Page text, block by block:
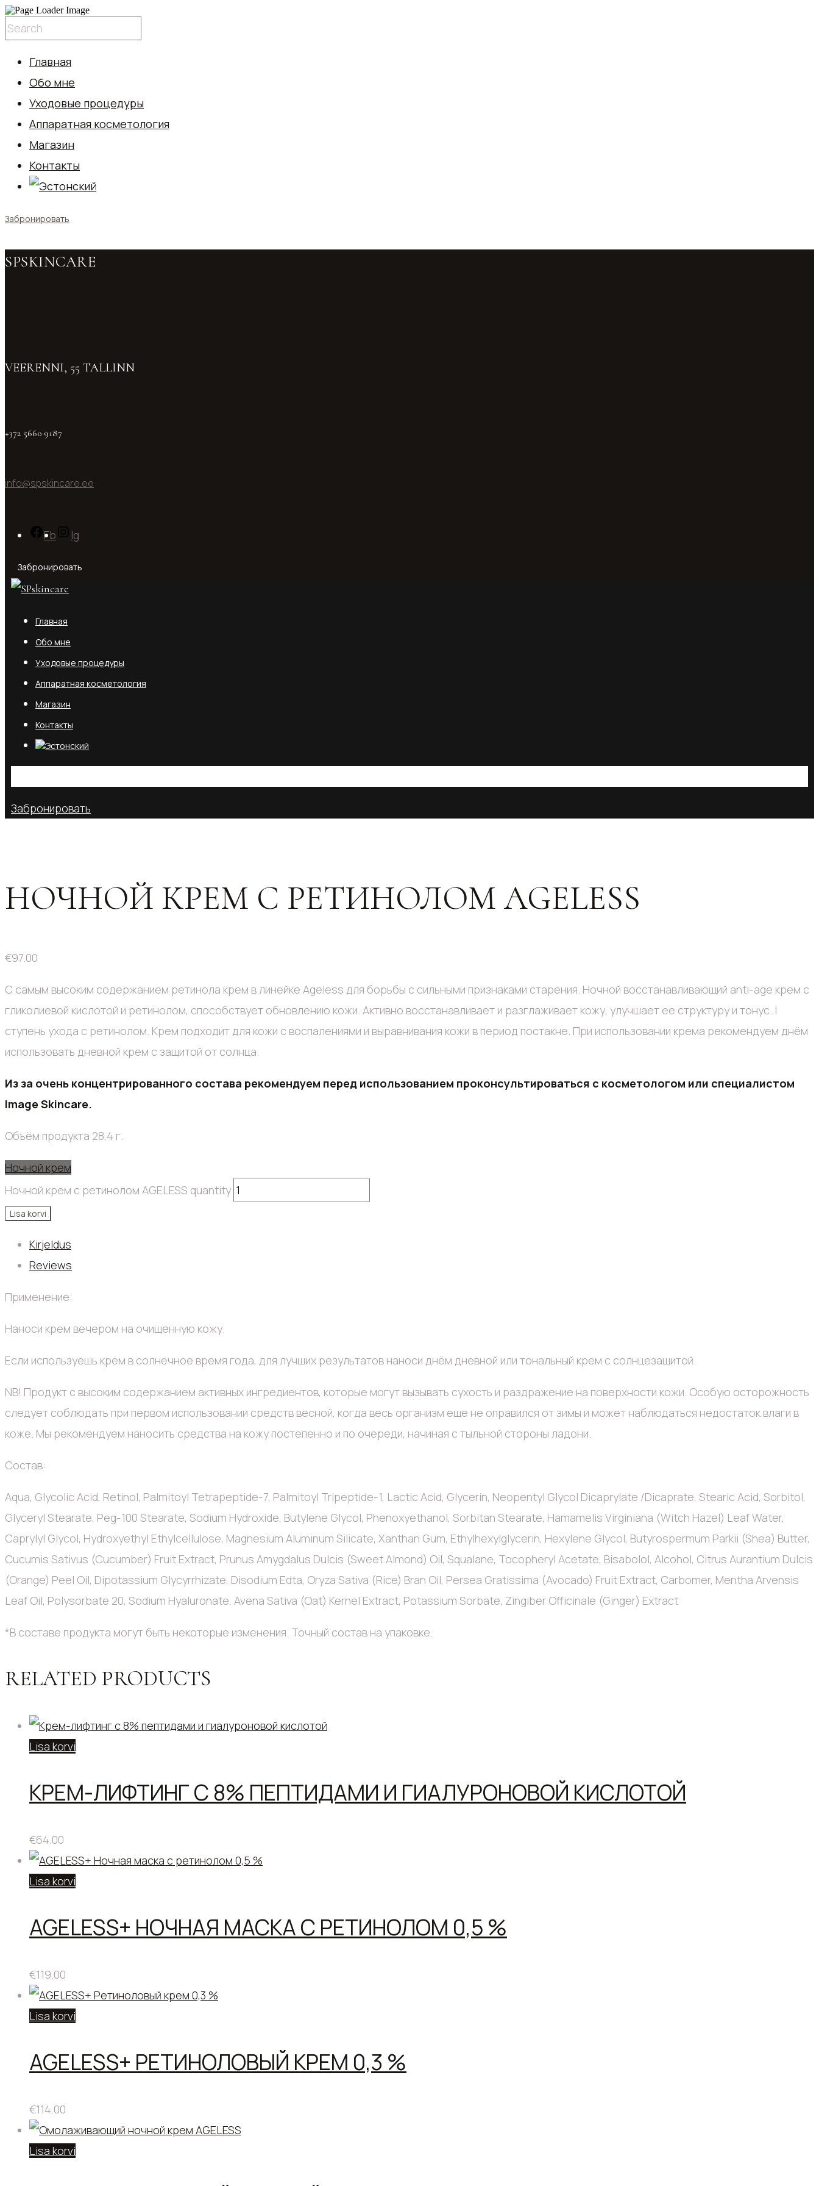
Главная
Обо мне
Уходовые процедуры
Аппаратная косметология
Магазин
Контакты
Забронировать
SPSKINCARE
VEERENNI, 55 TALLINN
+372 5660 9187
info@spskincare.ee
Fb Ig
Забронировать
Главная
Обо мне
Уходовые процедуры
Аппаратная косметология
Магазин
Контакты
Забронировать
НОЧНОЙ КРЕМ С РЕТИНОЛОМ AGELESS
€97.00
С самым высоким содержанием ретинола крем в линейке Ageless для борьбы с сильными признаками старения. Ночной восстанавливающий anti-age крем с
гликолиевой кислотой и ретинолом, способствует обновлению кожи. Активно восстанавливает и разглаживает кожу, улучшает ее структуру и тонус. I
ступень ухода с ретинолом. Крем подходит для кожи с воспалениями и выравнивания кожи в период постакне. При использовании крема рекомендуем днём
использовать дневной крем с защитой от солнца.
Из за очень концентрированного состава рекомендуем перед использованием проконсультироваться с косметологом или специалистом
Image Skincare.
Объём продукта 28,4 г.
Ночной крем
Ночной крем с ретинолом AGELESS quantity
Lisa korvi
Kirjeldus
Reviews
Применение:
Наноси крем вечером на очищенную кожу.
Если используешь крем в солнечное время года, для лучших результатов наноси днём дневной или тональный крем с солнцезащитой.
NB! Продукт с высоким содержанием активных ингредиентов, которые могут вызывать сухость и раздражение на поверхности кожи. Особую осторожность
следует соблюдать при первом использовании средств весной, когда весь организм еще не оправился от зимы и может наблюдаться недостаток влаги в
коже. Мы рекомендуем наносить средства на кожу постепенно и по очереди, начиная с тыльной стороны ладони.
Состав:
Aqua, Glycolic Acid, Retinol, Palmitoyl Tetrapeptide-7, Palmitoyl Tripeptide-1, Lactic Acid, Glycerin, Neopentyl Glycol Dicaprylate /Dicaprate, Stearic Acid, Sorbitol,
Glyceryl Stearate, Peg-100 Stearate, Sodium Hydroxide, Butylene Glycol, Phenoxyethanol, Sorbitan Stearate, Hamamelis Virginiana (Witch Hazel) Leaf Water,
Caprylyl Glycol, Hydroxyethyl Ethylcellulose, Magnesium Aluminum Silicate, Xanthan Gum, Ethylhexylglycerin, Hexylene Glycol, Butyrospermum Parkii (Shea) Butter,
Cucumis Sativus (Cucumber) Fruit Extract, Prunus Amygdalus Dulcis (Sweet Almond) Oil, Squalane, Tocopheryl Acetate, Bisabolol, Alcohol, Citrus Aurantium Dulcis
(Orange) Peel Oil, Dipotassium Glycyrrhizate, Disodium Edta, Oryza Sativa (Rice) Bran Oil, Persea Gratissima (Avocado) Fruit Extract, Carbomer, Mentha Arvensis
Leaf Oil, Polysorbate 20, Sodium Hyaluronate, Avena Sativa (Oat) Kernel Extract, Potassium Sorbate, Zingiber Officinale (Ginger) Extract
*В составе продукта могут быть некоторые изменения. Точный состав на упаковке.
RELATED PRODUCTS
Lisa korvi
КРЕМ-ЛИФТИНГ С 8% ПЕПТИДАМИ И ГИАЛУРОНОВОЙ КИСЛОТОЙ
€64.00
Lisa korvi
AGELESS+ НОЧНАЯ МАСКА С РЕТИНОЛОМ 0,5 %
€119.00
Lisa korvi
AGELESS+ РЕТИНОЛОВЫЙ КРЕМ 0,3 %
€114.00
Lisa korvi